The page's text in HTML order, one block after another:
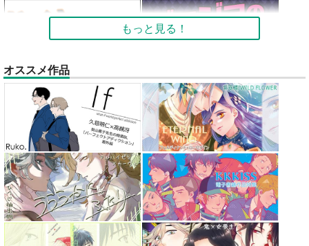
もっと見る！
オススメ作品